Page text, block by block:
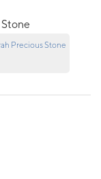
Precious Stone